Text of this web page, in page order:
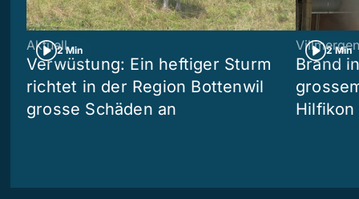
2 Min
Aktuell
Verwüstung: Ein heftiger Sturm
richtet in der Region Bottenwil
grosse Schäden an
2 Min
Villmergen
Brand
Hilfikon